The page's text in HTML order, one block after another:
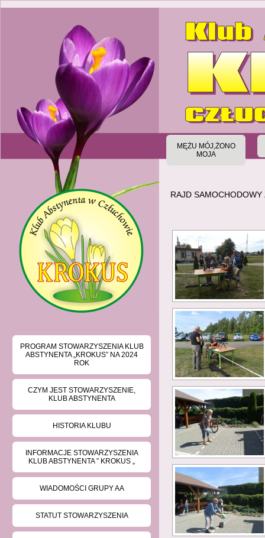
MĘŻU MÓJ,ŻONO
MOJA
PROGRAM STOWARZYSZENIA KLUB
ABSTYNENTA „KROKUS” NA 2024
ROK
CZYM JEST STOWARZYSZENIE,
KLUB ABSTYNENTA
HISTORIA KLUBU
INFORMACJE STOWARZYSZENIA
KLUB ABSTYNENTA ” KROKUS „
WIADOMOŚCI GRUPY AA
STATUT STOWARZYSZENIA
RAJD